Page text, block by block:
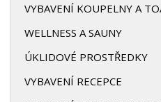
VYBAVENÍ KOUPELNY A
WELLNESS A SAUNY
ÚKLIDOVÉ PROSTŘEDKY
VYBAVENÍ RECEPCE